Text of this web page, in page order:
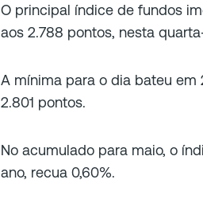
O principal índice de fundos
aos 2.788 pontos, nesta
A mínima para o dia bateu em
2.801 pontos.
No acumulado para maio, o
ano, recua 0,60%.